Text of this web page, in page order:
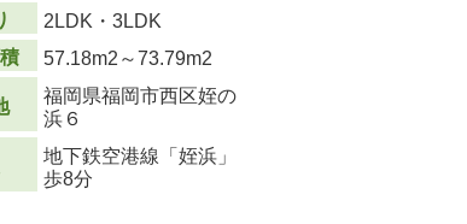
2LDK・3LDK
57.18m2 ～73.79m2
福岡県福岡市西区姪の
浜６
地下鉄空港線「姪浜」
歩8分